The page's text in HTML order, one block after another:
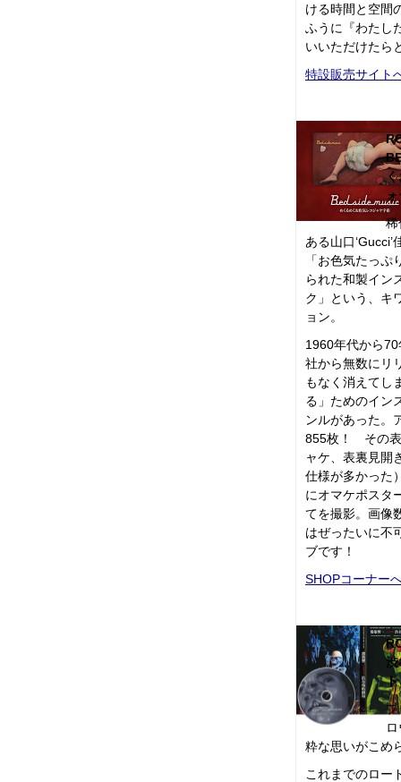
ける時間と空
ふうに『わたし
いいただけたら
特設販売サイト
く
稀
ある山口
「お色気たっ
られた和製イン
ク」という、キ
ョン。
1960年代から
社から無数にリ
もなく消えてし
る」ためのイン
ンルがあった。
855枚！ その表
ャケ、表裏見開
仕様が多かった
にオマケポスタ
てを撮影。画像
はぜったいに不
ブです！
SHOPコーナー
渋
ト
プ
粋な思いがこめ
これまでのロー